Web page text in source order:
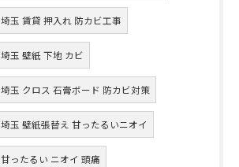
埼玉 賃貸 押入れ 防カビ工事
埼玉 壁紙 下地 カビ
埼玉 クロス 石膏ボード 防カビ対策
埼玉 壁紙張替え 甘ったるいニオイ
甘ったるい ニオイ 頭痛